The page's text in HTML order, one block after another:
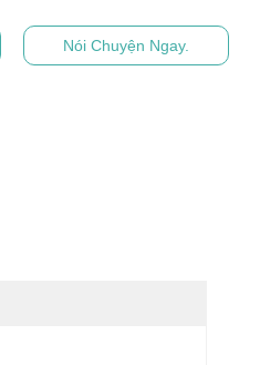
Nói Chuyện Ngay.